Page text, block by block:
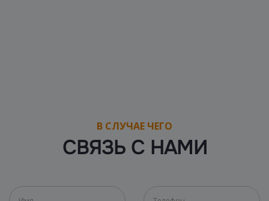
В СЛУЧАЕ ЧЕГО
СВЯЗЬ С НАМИ